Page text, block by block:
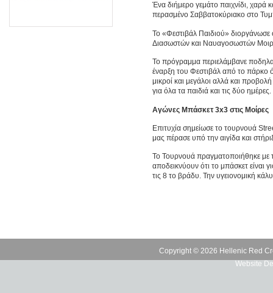
Ένα διήμερο γεμάτο παιχνίδι, χαρά
περασμένο Σαββατοκύριακο στο
Το «Φεστιβάλ Παιδιού»
Διασωστών και Ναυαγοσωστών
Το πρόγραμμα περιελάμβανε
έναρξη του Φεστιβάλ από το πάρκο
μικροί και μεγάλοι αλλά και
για όλα τα παιδιά και τις δύο ημέρες.
Αγώνες Μπάσκετ 3x3 στις Μοίρες
Επιτυχία σημείωσε το τουρνουά
μας πέρασε υπό την αιγίδα και
Το Τουρνουά πραγματοποιήθηκε με
αποδεικνύουν ότι το μπάσκετ είναι
τις 8 το βράδυ. Την υγειονομική
Copyright © 2026 Hellenic Red
Website